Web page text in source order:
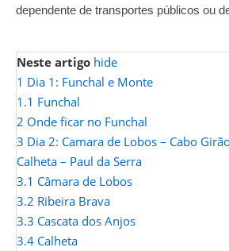
dependente de transportes públicos ou
Neste artigo hide
1 Dia 1: Funchal e Monte
1.1 Funchal
2 Onde ficar no Funchal
3 Dia 2: Camara de Lobos – Cabo
Calheta – Paul da Serra
3.1 Câmara de Lobos
3.2 Ribeira Brava
3.3 Cascata dos Anjos
3.4 Calheta